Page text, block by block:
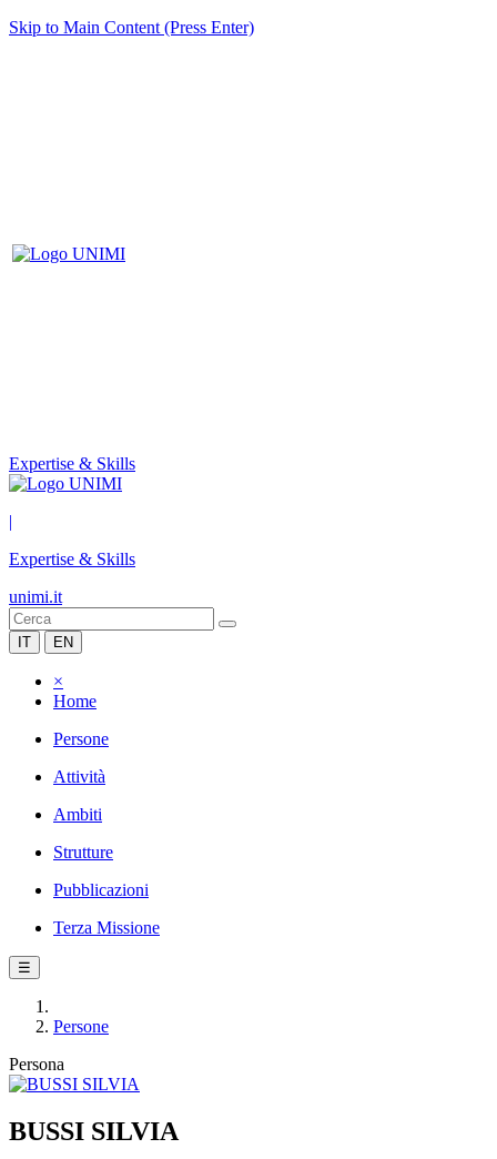
Skip to Main Content (Press Enter)
Expertise & Skills
|
Expertise & Skills
unimi.it
IT EN
×
Home
Persone
Attività
Ambiti
Strutture
Pubblicazioni
Terza Missione
☰
Persone
Persona
BUSSI SILVIA